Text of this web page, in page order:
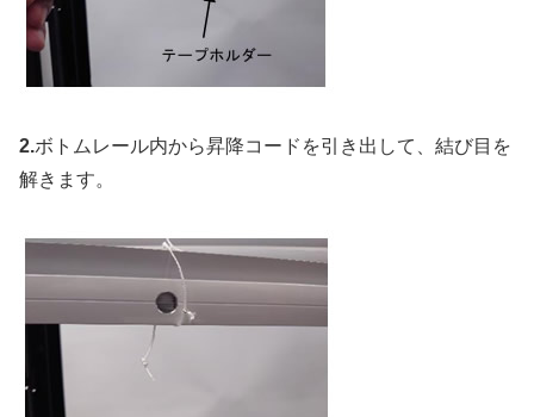
2.ボトムレール内から昇降コードを引き出して、結び目を
解きます。